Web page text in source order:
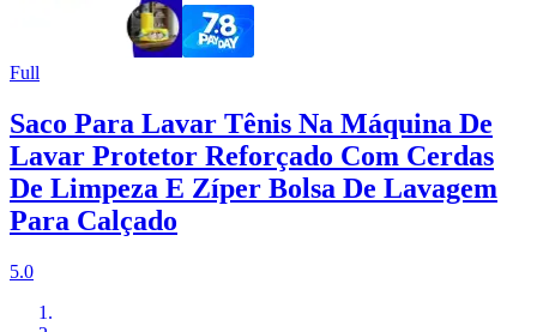
Full
Saco Para Lavar Tênis Na Máquina De
Lavar Protetor Reforçado Com Cerdas
De Limpeza E Zíper Bolsa De Lavagem
Para Calçado
5.0